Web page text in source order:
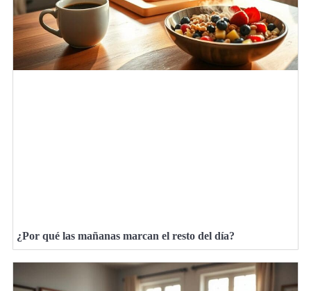
¿Por qué las mañanas marcan el resto del día?